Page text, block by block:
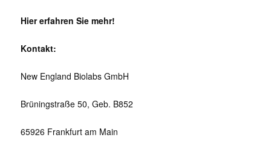
Hier erfahren Sie mehr!
Kontakt:
New England Biolabs GmbH
Brüningstraße 50, Geb. B852
65926 Frankfurt am Main